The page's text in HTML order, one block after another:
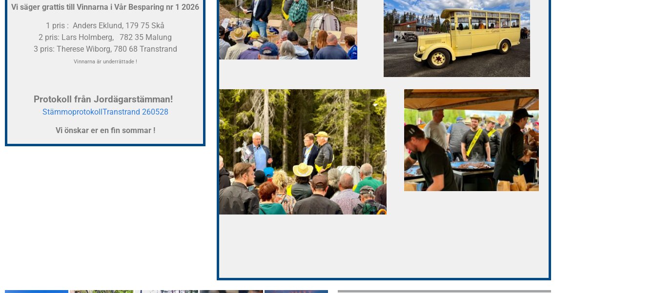
Vi säger grattis till Vinnarna i Vår Besparing nr 1 2026
1 pris : Anders Eklund, 179 75 Skå
2 pris: Lars Holmberg, 782 35 Malung
3 pris: Therese Wiborg, 780 68 Transtrand
Vinnarna är underrättade !
Protokoll från Jordägarstämman!
StämmoprotokollTranstrand 260528
Vi önskar er en fin sommar !